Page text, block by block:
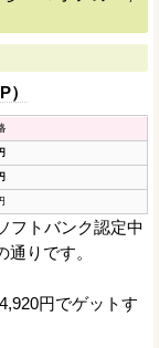
フトバンク認定中
りです。
円でゲットす